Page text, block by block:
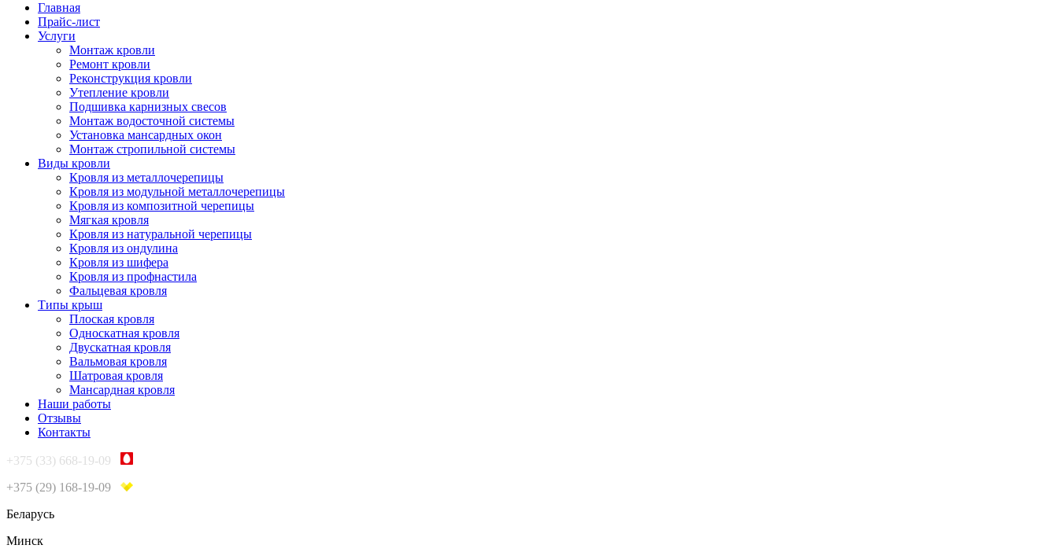
Главная
Прайс-лист
Услуги
Монтаж кровли
Ремонт кровли
Реконструкция кровли
Утепление кровли
Подшивка карнизных свесов
Монтаж водосточной системы
Установка мансардных окон
Монтаж стропильной системы
Виды кровли
Кровля из металлочерепицы
Кровля из модульной металлочерепицы
Кровля из композитной черепицы
Мягкая кровля
Кровля из натуральной черепицы
Кровля из ондулина
Кровля из шифера
Кровля из профнастила
Фальцевая кровля
Типы крыш
Плоская кровля
Односкатная кровля
Двускатная кровля
Вальмовая кровля
Шатровая кровля
Мансардная кровля
Наши работы
Отзывы
Контакты
+375 (33) 668-19-09
+375 (29) 168-19-09
Беларусь
Минск